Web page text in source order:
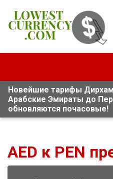
Новейшие тарифы
Арабские Эмираты до
обновляются почасовые!
AED к PEN